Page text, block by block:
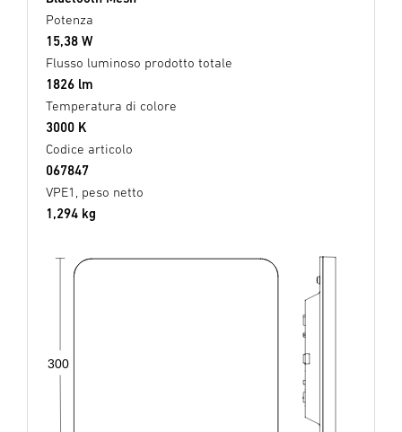
Potenza
15,38 W
Flusso luminoso prodotto totale
1826 lm
Temperatura di colore
3000 K
Codice articolo
067847
VPE1, peso netto
1,294 kg
300